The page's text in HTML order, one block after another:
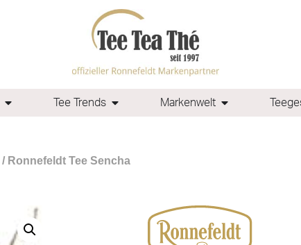
Tee Trends Markenwelt
/ Ronnefeldt Tee Sencha